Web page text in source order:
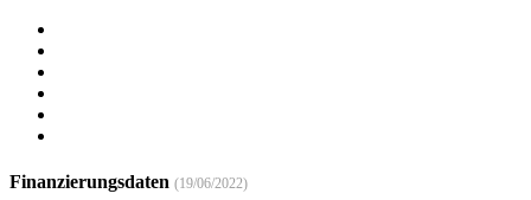
Finanzierungsdaten (19/06/2022)